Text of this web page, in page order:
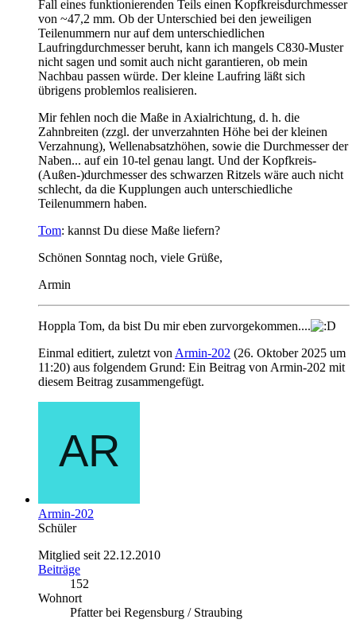
Fall eines funktionierenden Teils einen Kopfkreisdurchmesser
von ~47,2 mm. Ob der Unterschied bei den jeweiligen
Teilenummern nur auf dem unterschiedlichen
Laufringdurchmesser beruht, kann ich mangels C830-Muster
nicht sagen und somit auch nicht garantieren, ob mein
Nachbau passen würde. Der kleine Laufring läßt sich
übrigens problemlos realisieren.
Mir fehlen noch die Maße in Axialrichtung, d. h. die
Zahnbreiten (zzgl. der unverzahnten Höhe bei der kleinen
Verzahnung), Wellenabsatzhöhen, sowie die Durchmesser der
Naben... auf ein 10-tel genau langt. Und der Kopfkreis-
(Außen-)durchmesser des schwarzen Ritzels wäre auch nicht
schlecht, da die Kupplungen auch unterschiedliche
Teilenummern haben.
Tom: kannst Du diese Maße liefern?
Schönen Sonntag noch, viele Grüße,
Armin
Hoppla Tom, da bist Du mir eben zurvorgekommen....
Einmal editiert, zuletzt von Armin-202 (26. Oktober 2025 um
11:20) aus folgendem Grund: Ein Beitrag von Armin-202 mit
diesem Beitrag zusammengefügt.
Armin-202
Schüler
Mitglied seit 22.12.2010
Beiträge
152
Wohnort
Pfatter bei Regensburg / Straubing